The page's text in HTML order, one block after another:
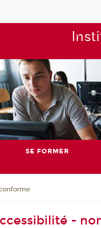
SE FORMER
-